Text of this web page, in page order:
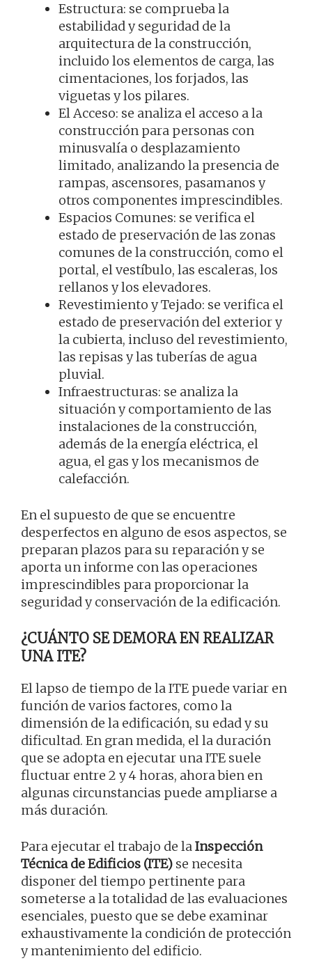
Estructura: se comprueba la
estabilidad y seguridad de la
arquitectura de la construcción,
incluido los elementos de carga, las
cimentaciones, los forjados, las
viguetas y los pilares.
El Acceso: se analiza el acceso a la
construcción para personas con
minusvalía o desplazamiento
limitado, analizando la presencia de
rampas, ascensores, pasamanos y
otros componentes imprescindibles.
Espacios Comunes: se verifica el
estado de preservación de las zonas
comunes de la construcción, como el
portal, el vestíbulo, las escaleras, los
rellanos y los elevadores.
Revestimiento y Tejado: se verifica el
estado de preservación del exterior y
la cubierta, incluso del revestimiento,
las repisas y las tuberías de agua
pluvial.
Infraestructuras: se analiza la
situación y comportamiento de las
instalaciones de la construcción,
además de la energía eléctrica, el
agua, el gas y los mecanismos de
calefacción.
En el supuesto de que se encuentre
desperfectos en alguno de esos aspectos, se
preparan plazos para su reparación y se
aporta un informe con las operaciones
imprescindibles para proporcionar la
seguridad y conservación de la edificación.
¿CUÁNTO SE DEMORA EN REALIZAR
UNA ITE?
El lapso de tiempo de la ITE puede variar en
función de varios factores, como la
dimensión de la edificación, su edad y su
dificultad. En gran medida, el la duración
que se adopta en ejecutar una ITE suele
fluctuar entre 2 y 4 horas, ahora bien en
algunas circunstancias puede ampliarse a
más duración.
Para ejecutar el trabajo de laInspección
Técnica de Edificios (ITE) se necesita
disponer del tiempo pertinente para
someterse a la totalidad de las evaluaciones
esenciales, puesto que se debe examinar
exhaustivamente la condición de protección
y mantenimiento del edificio.